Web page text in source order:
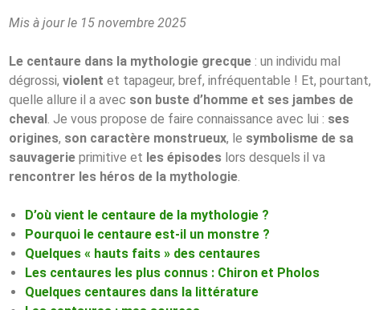
Mis à jour le 15 novembre 2025
Le centaure dans la mythologie grecque : un individu mal
dégrossi, violent et tapageur, bref, infréquentable ! Et, pourtant,
quelle allure il a avec son buste d’homme et ses jambes de
cheval. Je vous propose de faire connaissance avec lui : ses
origines, son caractère monstrueux, le symbolisme de sa
sauvagerie primitive et les épisodes lors desquels il va
rencontrer les héros de la mythologie.
D’où vient le centaure de la mythologie ?
Pourquoi le centaure est-il un monstre ?
Quelques « hauts faits » des centaures
Les centaures les plus connus : Chiron et Pholos
Quelques centaures dans la littérature